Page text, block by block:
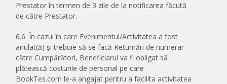
Prestator în termen de 3 zile de la notificarea făcută
de către Prestator.
6.6. În cazul în care Evenimentul/Activitatea a fost
anulat(ă) și trebuie să se facă Returnări de numerar
către Cumpărători, Beneficiarul va fi obligat să
plătească costurile de personal pe care
BookTes.com le-a angajat pentru a facilita activitatea